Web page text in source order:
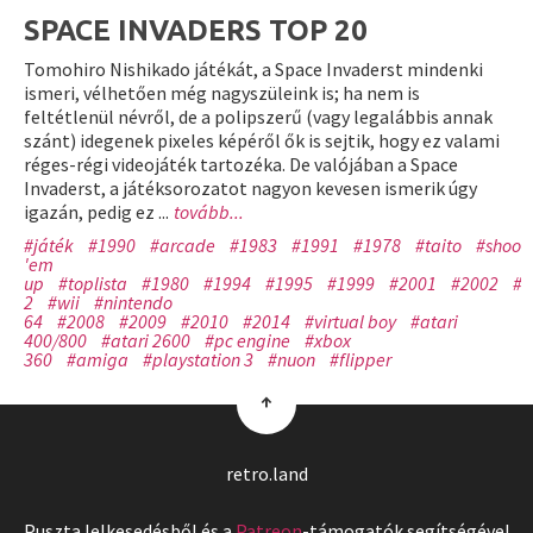
SPACE INVADERS TOP 20
Tomohiro Nishikado játékát, a Space Invaderst mindenki
ismeri, vélhetően még nagyszüleink is; ha nem is
feltétlenül névről, de a polipszerű (vagy legalábbis annak
szánt) idegenek pixeles képéről ők is sejtik, hogy ez valami
réges-régi videojáték tartozéka. De valójában a Space
Invaderst, a játéksorozatot nagyon kevesen ismerik úgy
igazán, pedig ez ... tovább...
#játék #1990 #arcade #1983 #1991 #1978 #taito #shoot
'em
up
#toplista #1980 #1994 #1995 #1999 #2001 #2002
2 #wii #nintendo
64 #2008 #2009 #2010 #2014 #virtual boy #atari
400/800 #atari 2600 #pc engine
#xbox
360 #amiga #playstation 3 #nuon #flipper
↑
retro.land